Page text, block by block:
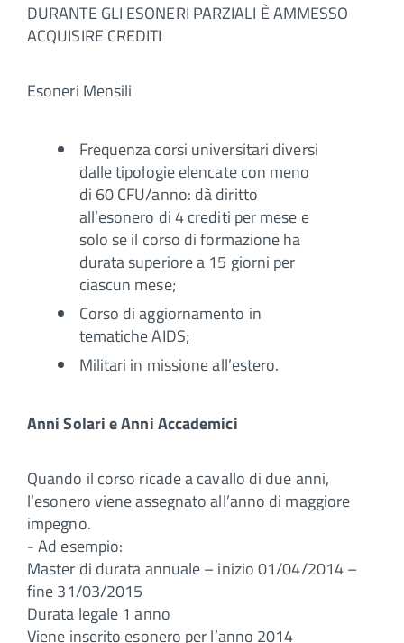
DURANTE GLI ESONERI PARZIALI È AMMESSO
ACQUISIRE CREDITI
Esoneri Mensili
Frequenza corsi universitari diversi
dalle tipologie elencate con meno
di 60 CFU/anno: dà diritto
all’esonero di 4 crediti per mese e
solo se il corso di formazione ha
durata superiore a 15 giorni per
ciascun mese;
Corso di aggiornamento in
tematiche AIDS;
Militari in missione all’estero.
Anni Solari e Anni Accademici
Quando il corso ricade a cavallo di due anni,
l’esonero viene assegnato all’anno di maggiore
impegno.
- Ad esempio:
Master di durata annuale – inizio 01/04/2014 –
fine 31/03/2015
Durata legale 1 anno
Viene inserito esonero per l’anno 2014